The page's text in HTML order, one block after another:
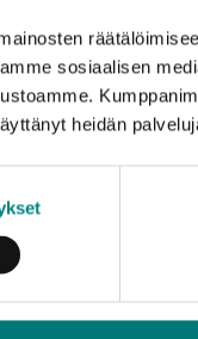
sosiaalisen
heidän
oskadliggörs.